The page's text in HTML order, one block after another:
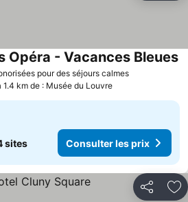
pour des séjours calmes
Opéra - Vacances Bleues
1.4 km de : Musée du Louvre
sites Consulter les prix
Partager